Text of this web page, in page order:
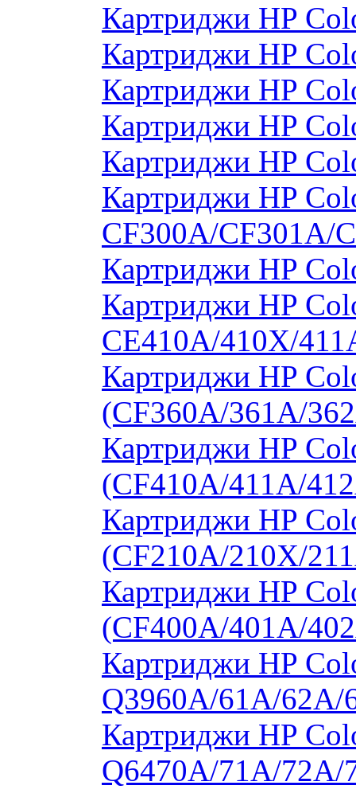
Картриджи HP
Картриджи HP
Картриджи HP
Картриджи HP
Картриджи HP
Картриджи HP
CF300A/CF301A/
Картриджи HP
Картриджи HP
CE410A/410X/
Картриджи HP
(CF360A/361A/
Картриджи HP
(CF410A/411A/
Картриджи HP
(CF210A/210X/
Картриджи HP
(CF400A/401A/
Картриджи HP
Q3960A/61A/
Картриджи HP
Q6470A/71A/